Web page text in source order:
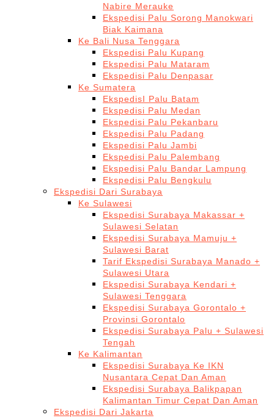
Nabire Merauke
Ekspedisi Palu Sorong Manokwari
Biak Kaimana
Ke Bali Nusa Tenggara
Ekspedisi Palu Kupang
Ekspedisi Palu Mataram
Ekspedisi Palu Denpasar
Ke Sumatera
EkspedisI Palu Batam
Ekspedisi Palu Medan
Ekspedisi Palu Pekanbaru
Ekspedisi Palu Padang
Ekspedisi Palu Jambi
Ekspedisi Palu Palembang
Ekspedisi Palu Bandar Lampung
Ekspedisi Palu Bengkulu
Ekspedisi Dari Surabaya
Ke Sulawesi
Ekspedisi Surabaya Makassar +
Sulawesi Selatan
Ekspedisi Surabaya Mamuju +
Sulawesi Barat
Tarif Ekspedisi Surabaya Manado +
Sulawesi Utara
Ekspedisi Surabaya Kendari +
Sulawesi Tenggara
Ekspedisi Surabaya Gorontalo +
Provinsi Gorontalo
Ekspedisi Surabaya Palu + Sulawesi
Tengah
Ke Kalimantan
Ekspedisi Surabaya Ke IKN
Nusantara Cepat Dan Aman
Ekspedisi Surabaya Balikpapan
Kalimantan Timur Cepat Dan Aman
Ekspedisi Dari Jakarta